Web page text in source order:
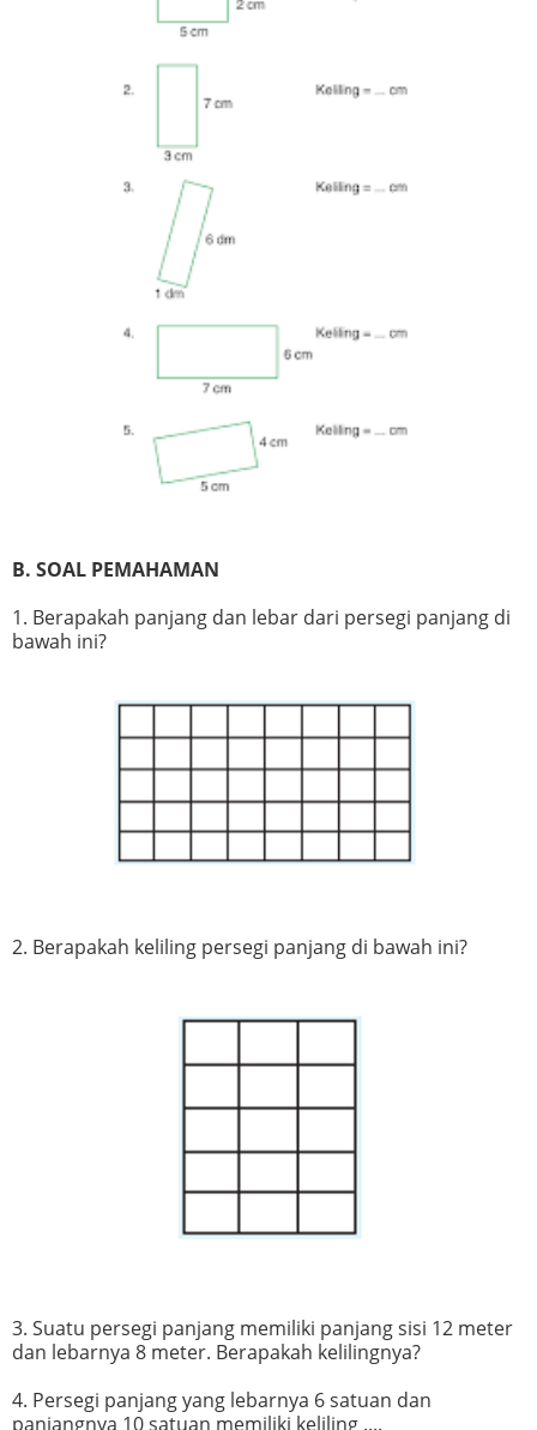
B. SOAL PEMAHAMAN
1. Berapakah panjang dan lebar dari persegi panjang di
bawah ini?
2. Berapakah keliling persegi panjang di bawah ini?
3. Suatu persegi panjang memiliki panjang sisi 12 meter
dan lebarnya 8 meter. Berapakah kelilingnya?
4. Persegi panjang yang lebarnya 6 satuan dan
panjangnya 10 satuan memiliki keliling ....